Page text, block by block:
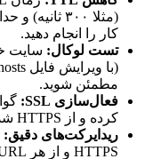
کار را انجام دهید.
تست لوکال: سایت
مطمئن شوید.
فعال‌سازی SSL:
کرده و از HTTPS شدن کامل سایت اطمینان حاصل کنید.
ریدایرکت‌های دقیق: